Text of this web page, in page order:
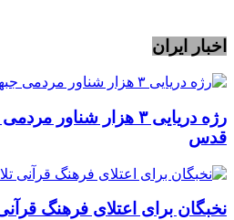
اخبار ایران
رژه دریایی ۳ هزار
قدس
نخبگان برای اعتلای فرهنگ